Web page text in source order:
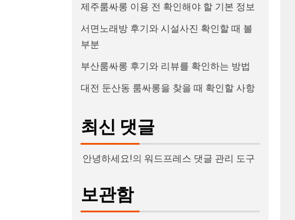
제주룸싸롱 이용 전 확인해야 할 기본 정보
서면노래방 후기와 시설사진 확인할 때 볼
부분
부산룸싸롱 후기와 리뷰를 확인하는 방법
대전 둔산동 룸싸롱을 찾을 때 확인할 사항
최신 댓글
안녕하세요!의 워드프레스 댓글 관리 도구
보관함